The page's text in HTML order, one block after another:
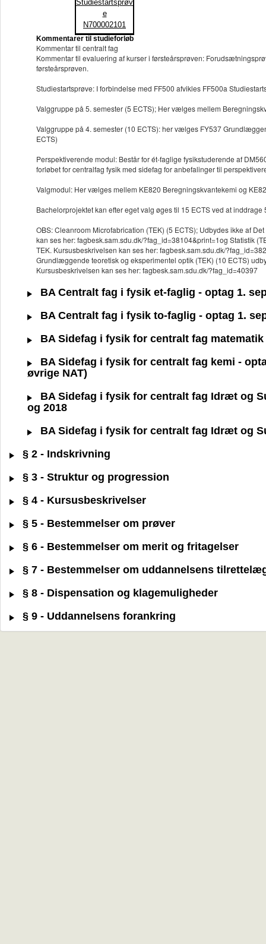
Studiestartsprøv
e
N700002101
Kommentarer til studieforløb
Kommentar til centralt fag
Kommentar til evaluering af kurser i førsteårsprøven:
førsteårsprøven.
Studiestartsprøve: I forbindelse med FF500 afvikles FF500a
Valggruppe på 5. semester (5 ECTS); Her vælges mellem
Valggruppe på 4. semester (10 ECTS): her vælges FY537
ECTS)
Perspektiverende modul: Består for ét-faglige fysikstuderende af
forløbet for centralfag fysik med sidefag for anbefalinger til
Valgmodul: Her vælges mellem KE820 Beregningskvantekemi og
Bachelorprojektet kan efter eget valg øges til 15 ECTS ved at inddrage
OBS: Cleanroom Microfabrication (TEK) (5 ECTS); Udbydes ikke af
kan ses her: fagbesk.sam.sdu.dk/?fag_id=38104&print=1og Statistik
TEK. Kursusbeskrivelsen kan ses her: fagbesk.sam.sdu.dk/
Grundlæggende teoretisk og eksperimentel optik (TEK) (10 ECTS)
Kursusbeskrivelsen kan ses her: fagbesk.sam.sdu.dk/?fag_id=40397
BA Centralt fag i fysik et-faglig - optag 1.
BA Centralt fag i fysik to-faglig - optag 1.
BA Sidefag i fysik for centralt fag
BA Sidefag i fysik for centralt fag kemi -
øvrige NAT)
BA Sidefag i fysik for centralt fag Idræt og
og 2018
BA Sidefag i fysik for centralt fag Idræt og
§ 2 - Indskrivning
§ 3 - Struktur og progression
§ 4 - Kursusbeskrivelser
§ 5 - Bestemmelser om prøver
§ 6 - Bestemmelser om merit og fritagelser
§ 7 - Bestemmelser om uddannelsens
§ 8 - Dispensation og klagemuligheder
§ 9 - Uddannelsens forankring